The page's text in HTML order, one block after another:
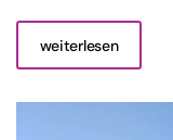
weiterlesen